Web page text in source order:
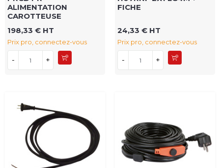
ALIMENTATION
CAROTTEUSE
198,33 € HT
Prix pro, connectez-vous
- +
FICHE
24,33 € HT
Prix pro, connectez-vous
- +